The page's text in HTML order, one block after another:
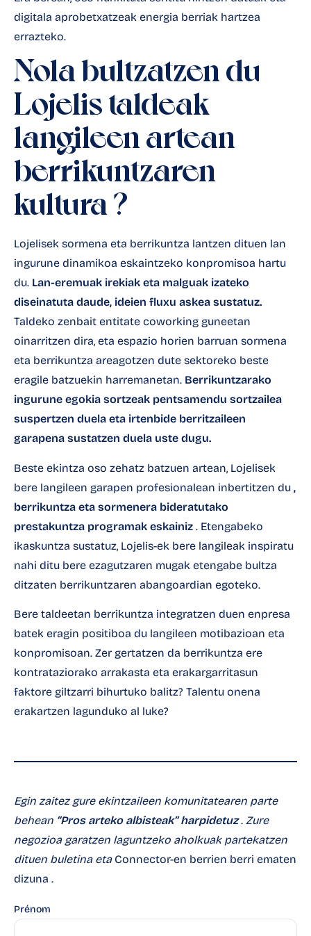
digitala aprobetxatzeak energia berriak hartzea
errazteko.
Nola bultzatzen du
Lojelis taldeak
langileen artean
berrikuntzaren
kultura ?
Lojelisek sormena eta berrikuntza lantzen dituen lan
ingurune dinamikoa eskaintzeko konpromisoa hartu
du. Lan-eremuak irekiak eta malguak izateko
diseinatuta daude, ideien fluxu askea sustatuz.
Taldeko zenbait entitate coworking guneetan
oinarritzen dira, eta espazio horien barruan sormena
eta berrikuntza areagotzen dute sektoreko beste
eragile batzuekin harremanetan. Berrikuntzarako
ingurune egokia sortzeak pentsamendu sortzailea
suspertzen duela eta irtenbide berritzaileen
garapena sustatzen duela uste dugu.
Beste ekintza oso zehatz batzuen artean, Lojelisek
bere langileen garapen profesionalean inbertitzen du ,
berrikuntza eta sormenera bideratutako
prestakuntza programak eskainiz . Etengabeko
ikaskuntza sustatuz, Lojelis-ek bere langileak inspiratu
nahi ditu bere ezagutzaren mugak etengabe bultza
ditzaten berrikuntzaren abangoardian egoteko.
Bere taldeetan berrikuntza integratzen duen enpresa
batek eragin positiboa du langileen motibazioan eta
konpromisoan. Zer gertatzen da berrikuntza ere
kontrataziorako arrakasta eta erakargarritasun
faktore giltzarri bihurtuko balitz? Talentu onena
erakartzen lagunduko al luke?
Egin zaitez gure ekintzaileen komunitatearen parte
behean “Pros arteko albisteak” harpidetuz. Zure
negozioa garatzen laguntzeko aholkuak partekatzen
dituen buletina etaConnector-en berrien berri ematen
dizuna .
Prénom